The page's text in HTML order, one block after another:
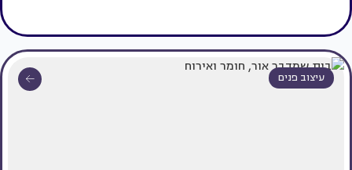
עיצוב פנים